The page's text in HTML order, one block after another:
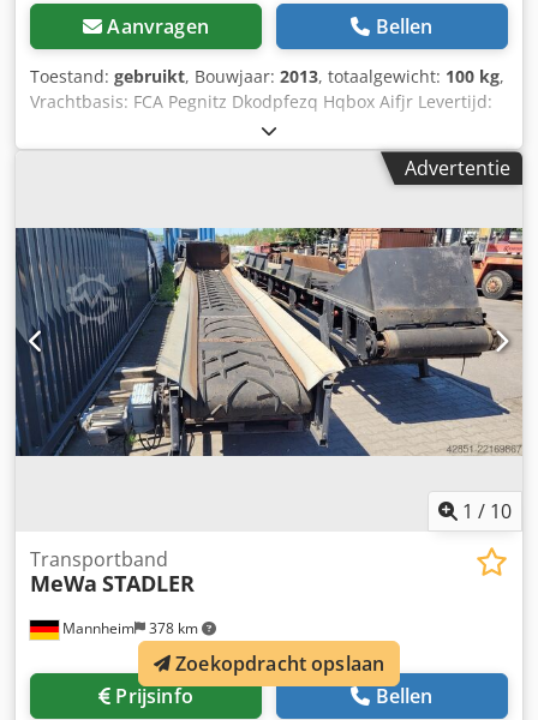
Aanvragen Bellen
Toestand: gebruikt, Bouwjaar: 2013, totaalgewicht: 100 kg,
Vrachtbasis: FCA Pegnitz Dkodpfezq Hqbox Aifjr Levertijd:
in overleg Betalingsvoorwaarden: 100% voor overname van
de machine, netto
Advertentie
1 / 10
Mannheim 378 km
Transportband
MeWa STADLER
Prijsinfo Bellen
Zoekopdracht opslaan